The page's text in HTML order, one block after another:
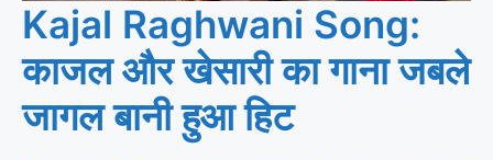
Kajal Raghwani Song:
काजल और खेसारी का गाना जबले
जागल बानी हुआ हिट